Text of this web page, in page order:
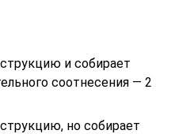
и собирает
соотнесения — 2
но собирает